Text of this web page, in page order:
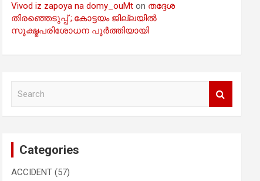
Vivod iz zapoya na domy_ouMt on തദ്ദേശ
തിരഞ്ഞെടുപ്പ് ;.കോട്ടയം ജില്ലയിൽ
സൂക്ഷ്മപരിശോധന പൂർത്തിയായി
Categories
ACCIDENT (57)